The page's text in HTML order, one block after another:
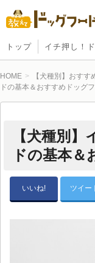
トップ イチ押し！
HOME 【犬種別】おすす
ドの基本＆おすすめドッグフ
【犬種別
ドの基本＆
いいね! ツイー